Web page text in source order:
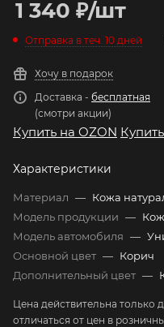
1 340 ₽/шт
Отправка в теч. 10 дней
Хочу в подарок
Доставка - бесплатная
(смотри акции)
Купить на OZON
Характеристики
Материал — Кожа
Модель продукции —
Модель автомобиля —
Основной цвет — Корич
Дополнительный цвет —
Цена действительна только
отличаться от цен в